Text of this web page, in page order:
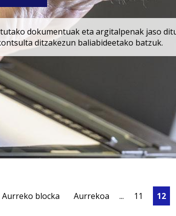
dokumentuak eta argitalpenak jaso
ditzakezun baliabideetako batzuk.
Aurreko blocka Aurrekoa ... 11 12